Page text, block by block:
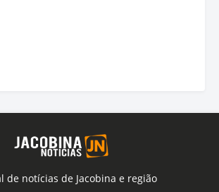
de notícias de Jacobina e região